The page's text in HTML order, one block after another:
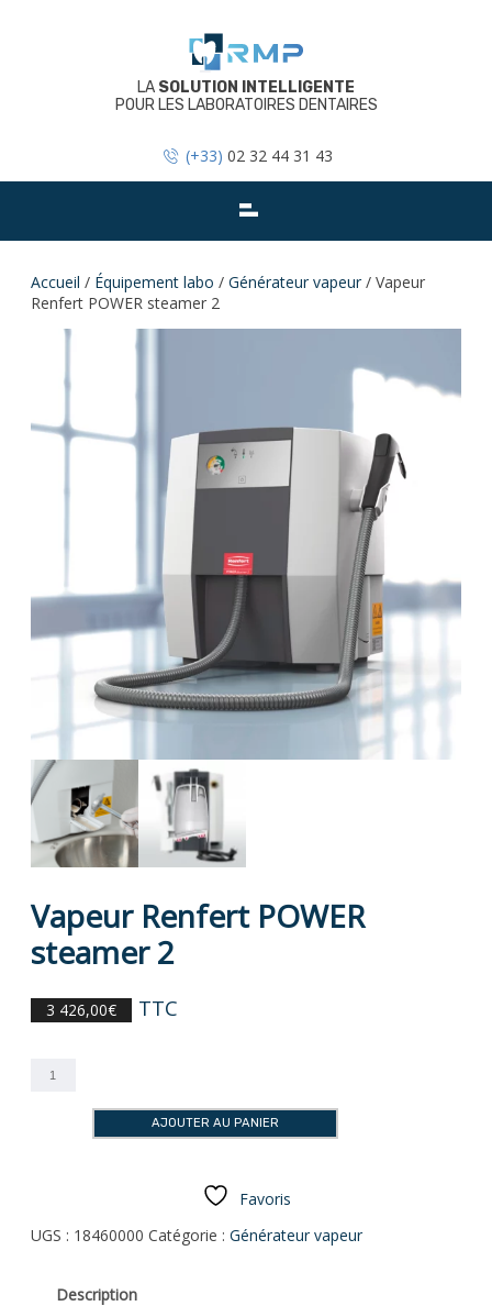
LA SOLUTION INTELLIGENTE
POUR LES LABORATOIRES DENTAIRES
(+33) 02 32 44 31 43
Accueil / Équipement labo / Générateur vapeur/ Vapeur
Renfert POWER steamer 2
Vapeur Renfert POWER
steamer 2
3 426,00€ TTC
quantité
AJOUTER AU PANIER
Favoris
UGS : 18460000 Catégorie : Générateur vapeur
Description